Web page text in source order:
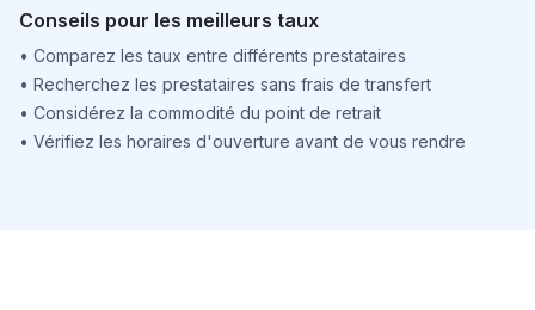
Conseils pour les meilleurs taux
• Comparez les taux entre différents prestataires
• Recherchez les prestataires sans frais de transfert
• Considérez la commodité du point de retrait
• Vérifiez les horaires d'ouverture avant de vous rendre